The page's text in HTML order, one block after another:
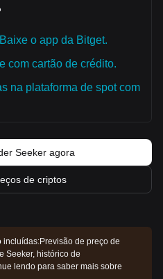
Baixe o app da Bitget.
com cartão de crédito.
na plataforma de spot com
Seeker agora
de criptos
incluídas:Previsão de preço de
Seeker, histórico de
lendo para saber mais sobre